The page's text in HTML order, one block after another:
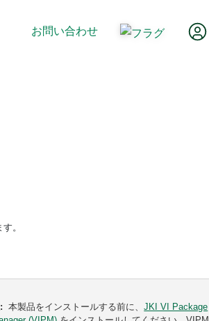
お問い合わせ
。
:本製品をインストールする前に、JKI VI Package